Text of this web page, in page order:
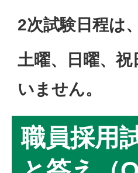
2次試験日程は
土曜、日曜、
いません。
職員採用